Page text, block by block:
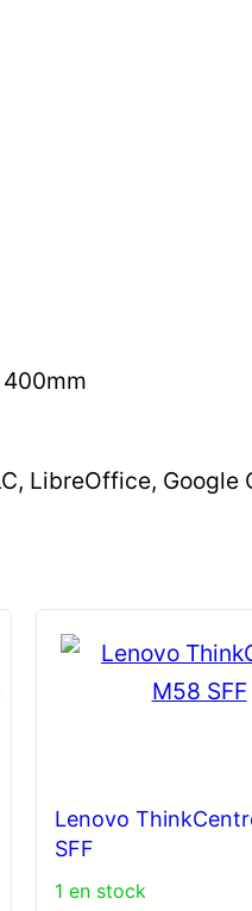
400mm
LibreOffice,
Lenovo
SFF
1 en stock